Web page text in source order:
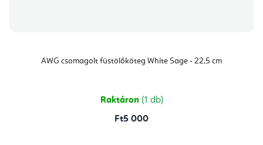
AWG csomagolt füstölőköteg White Sage - 22,5 cm
Raktáron (1 db)
Ft5 000